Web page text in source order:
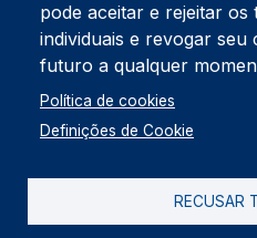
Rua Prior Guerra
Edifício do Centro Cultural da
3830-556 Gafanha da Nazaré
Rodapé
Cookies
Política de
pode aceitar e rejeitar os
individuais e revogar
futuro a qualquer
Política de cookies
Definições de Cookie
RECUSAR